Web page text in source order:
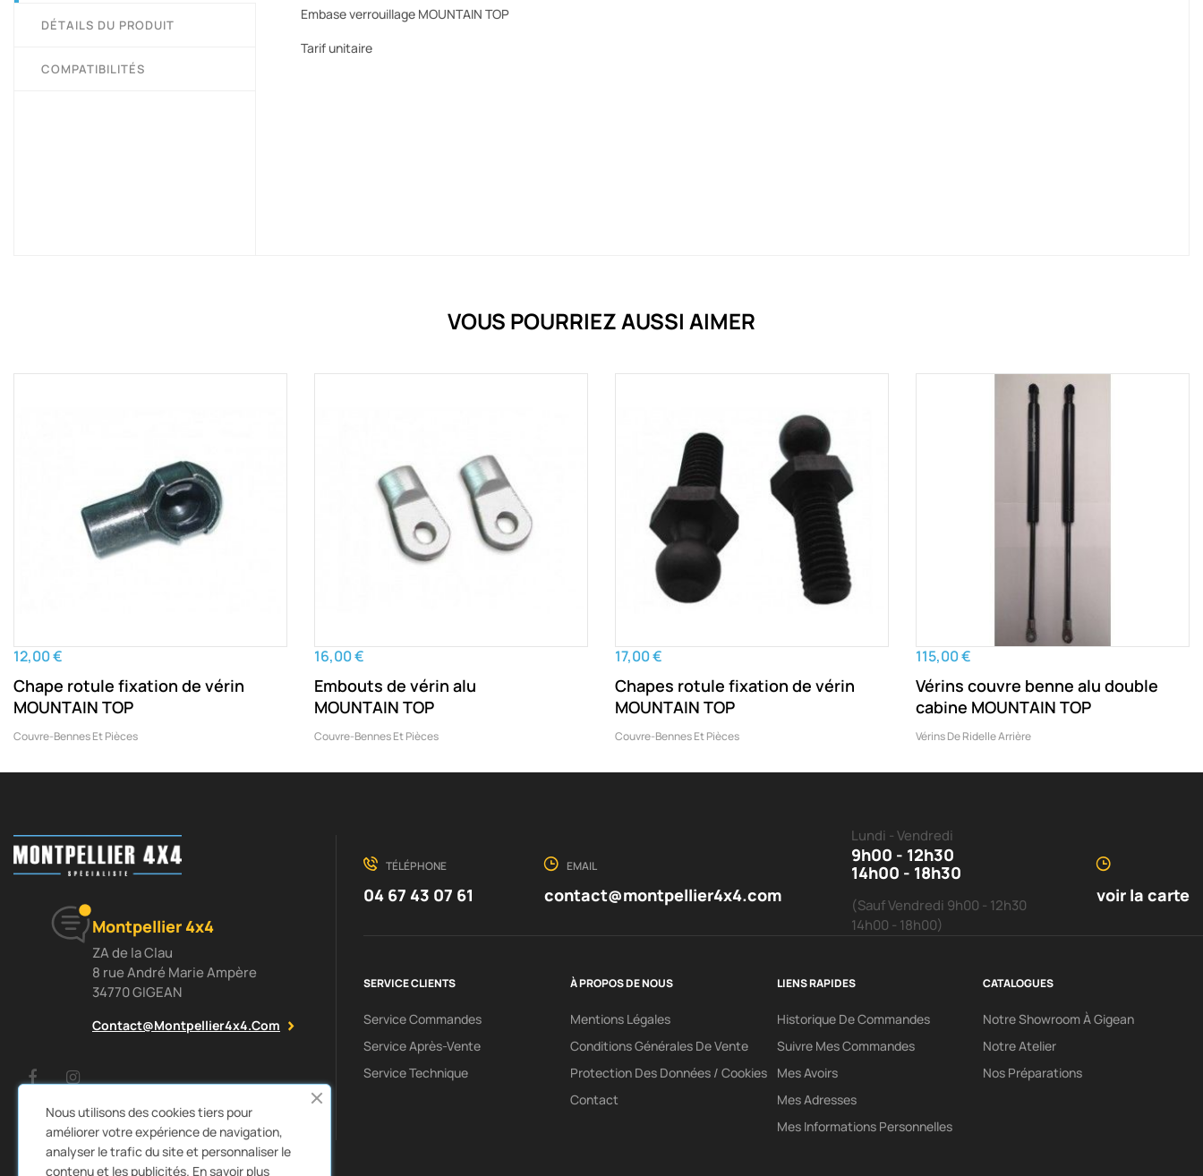
DÉTAILS DU PRODUIT
COMPATIBILITÉS
Embase verrouillage MOUNTAIN TOP
Tarif unitaire
VOUS POURRIEZ AUSSI AIMER
12,00 €
Chape rotule fixation de vérin
MOUNTAIN TOP
Couvre-Bennes Et Pièces
16,00 €
Embouts de vérin alu
MOUNTAIN TOP
Couvre-Bennes Et Pièces
17,00 €
Chapes rotule fixation de vérin
MOUNTAIN TOP
Couvre-Bennes Et Pièces
115,00 €
Vérins couvre benne alu double
cabine MOUNTAIN TOP
Vérins De Ridelle Arrière
Montpellier 4x4
ZA de la Clau
8 rue André Marie Ampère
34770 GIGEAN
Contact@montpellier4x4.com
FacebookInstagram
TÉLÉPHONE
04 67 43 07 61
EMAIL
contact@montpellier4x4.com
Lundi - Vendredi
9h00 - 12h30
14h00 - 18h30
(Sauf Vendredi 9h00 - 12h30
14h00 - 18h00)
voir la carte
SERVICE CLIENTS
Service Commandes
Service Après-Vente
Service Technique
À PROPOS DE NOUS
Mentions Légales
Conditions Générales De Vente
Protection Des Données / Cookies
Contact
LIENS RAPIDES
Historique De Commandes
Suivre Mes Commandes
Mes Avoirs
Mes Adresses
Mes Informations Personnelles
CATALOGUES
Notre Showroom À Gigean
Notre Atelier
Nos Préparations
Nous utilisons des cookies tiers pour
améliorer votre expérience de navigation,
analyser le trafic du site et personnaliser le
contenu et les publicités. En savoir plus